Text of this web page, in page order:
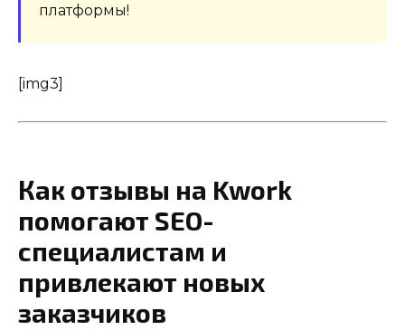
платформы!
[img3]
Как отзывы на Kwork
помогают SEO-
специалистам и
привлекают новых
заказчиков